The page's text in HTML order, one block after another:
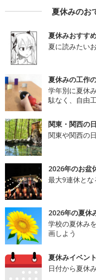
夏休みのお
夏休みおすす
夏に読みたい
夏休みの工作
学年別に夏休
駄なく、自由
関東・関西の
関東や関西の
2026年のお盆
最大9連休とな
2026年の夏休
学校の夏休み
画しよう
夏休みイベン
日付から夏休